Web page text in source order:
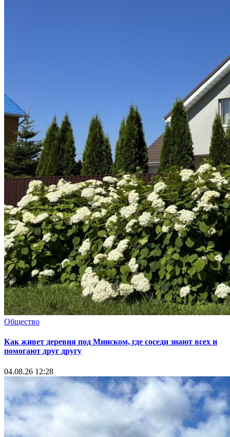
Общество
Как живет деревня под Минском, где соседи знают всех и
помогают друг другу
04.08.26 12:28